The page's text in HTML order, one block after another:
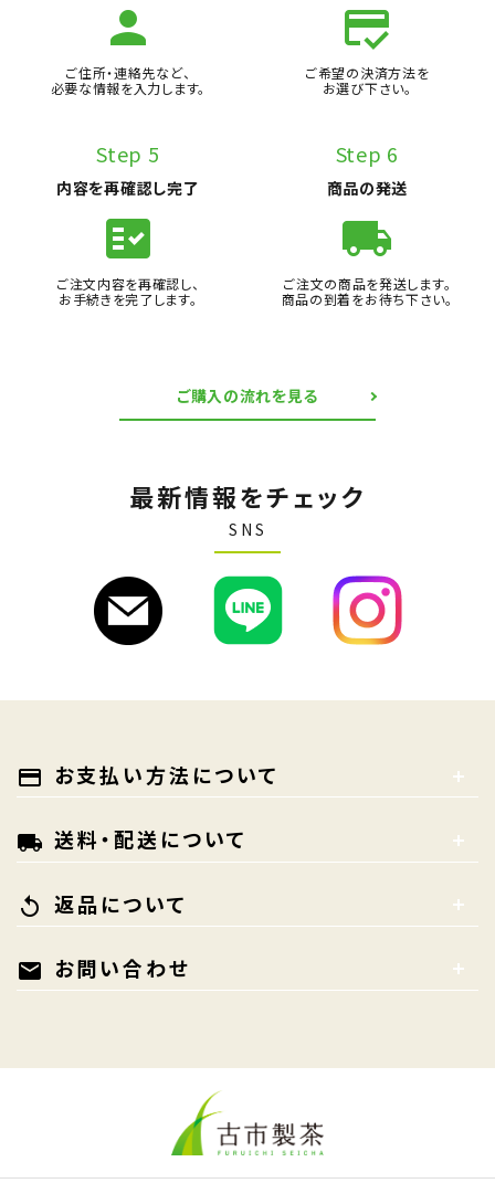
person
ご住所・連絡先など、
必要な情報を入力します。
credit_score
ご希望の決済方法を
お選び下さい。
Step 5
内容を再確認し完了
fact_check
ご注文内容を再確認し、
お手続きを完了します。
Step 6
商品の発送
local_shipping
ご注文の商品を発送します。
商品の到着をお待ち下さい。
ご購入の流れを見る
最新情報をチェック
SNS
payment お支払い方法について
local_shipping 送料・配送について
replay 返品について
mail お問い合わせ